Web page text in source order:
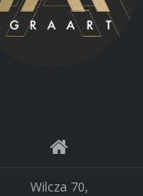
Wilcza 70,